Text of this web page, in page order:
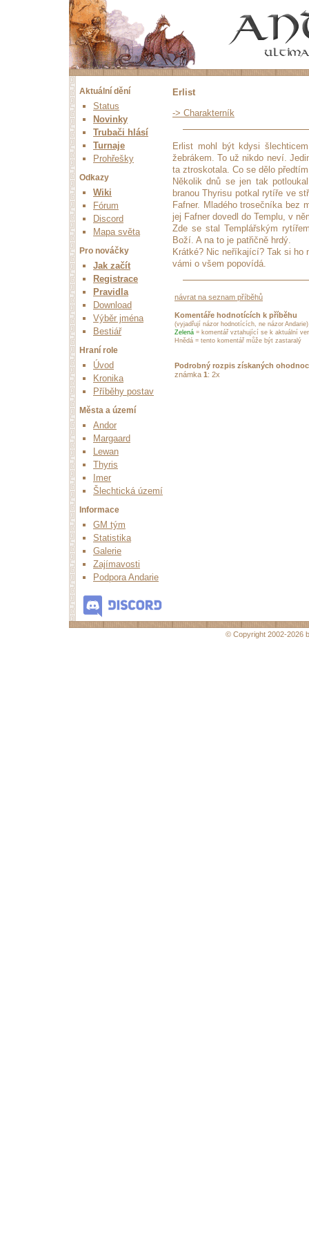
Aktuální dění
Status
Novinky
Trubači hlásí
Turnaje
Prohřešky
Odkazy
Wiki
Fórum
Discord
Mapa světa
Pro nováčky
Jak začít
Registrace
Pravidla
Download
Výběr jména
Bestiář
Hraní role
Úvod
Kronika
Příběhy postav
Města a území
Andor
Margaard
Lewan
Thyris
Imer
Šlechtická území
Informace
GM tým
Statistika
Galerie
Zajímavosti
Podpora Andarie
Erlist
-> Charakterník
Erlist mohl být kdysi
žebrákem. To už nikdo neví.
ta ztroskotala. Co se dělo
Několik dnů se jen tak
branou Thyrisu potkal rytíře ve
Fafner. Mladého trosečníka bez
jej Fafner dovedl do Templu, v
Zde se stal Templářským
Boží. A na to je patřičně hrdý.
Krátké? Nic neříkající? Tak si ho
vámi o všem popovídá.
návrat na seznam příběhů
Komentáře hodnotících k příběhu
(vyjadřují názor hodnotících, ne názor Andarie)
Zelená = komentář vztahující se k aktuální
Hnědá = tento komentář může být zastaralý
Podrobný rozpis získaných
známka 1 : 2x
© Copyright 2002-2026